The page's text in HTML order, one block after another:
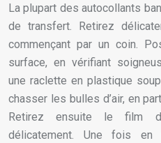
La plupart des autocollants
de transfert. Retirez
commençant par un coin.
surface, en vérifiant
une raclette en plastique
chasser les bulles d’air, en
Retirez ensuite le film
délicatement. Une fois en